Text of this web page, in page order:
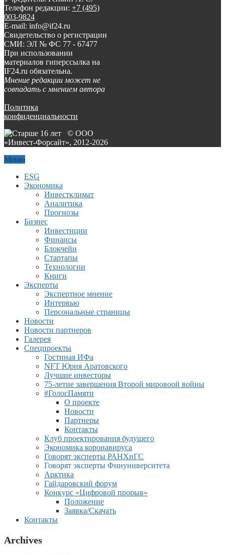
Телефон редакции: +7 (495)
003-9824
E-mail: info@if24.ru
Свидетельство о регистрации
СМИ: ЭЛ № ФС 77 - 67477
При использовании
материалов гиперссылка на
IF24.ru обязательна.
Мнение редакции может не
совпадать с мнением автора
Политика
конфиденциальности
© ООО
«Инвест-Форсайт», 2012-2026
Меню
ESG
Экономика
Инвестклимат
Аналитика
Прогнозы
Бизнес
Инвестиции
Финансы
Блокчейн
Стартапы
Технологии
Книги
Эксперты
Экспертное мнение
Интервью
Персональные страницы
Новости
Новости партнеров
Галерея
Спецпроекты
Гостиная ИФа
NFT Юрия Аратовского
Лучшие инвесторы
75-летие завершения Второй мировоой войны
#ГолосПамяти
О проекте
Новости
Партнеры
Контакты
Клуб проектирования будущего
Экономика коронавируса
Говорят эксперты РАНХиГС
Говорят эксперты Финуниверситета
Арктика
Гайдаровский форум
Конкурс «Цифровой прорыв»
Положение
Заявка/Скачать
Контакты
Archives